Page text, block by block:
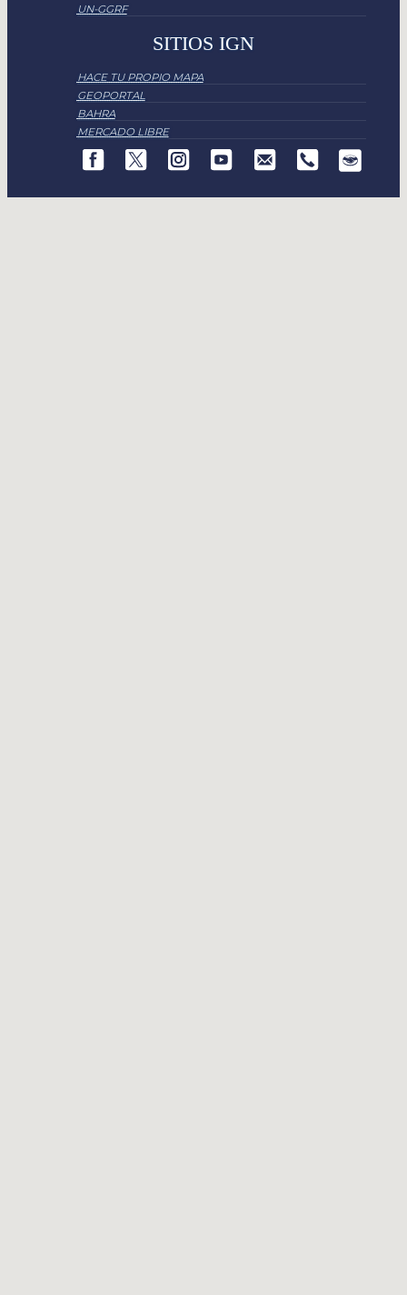
UN-GGRF
SITIOS IGN
HACE TU PROPIO MAPA
GEOPORTAL
BAHRA
MERCADO LIBRE